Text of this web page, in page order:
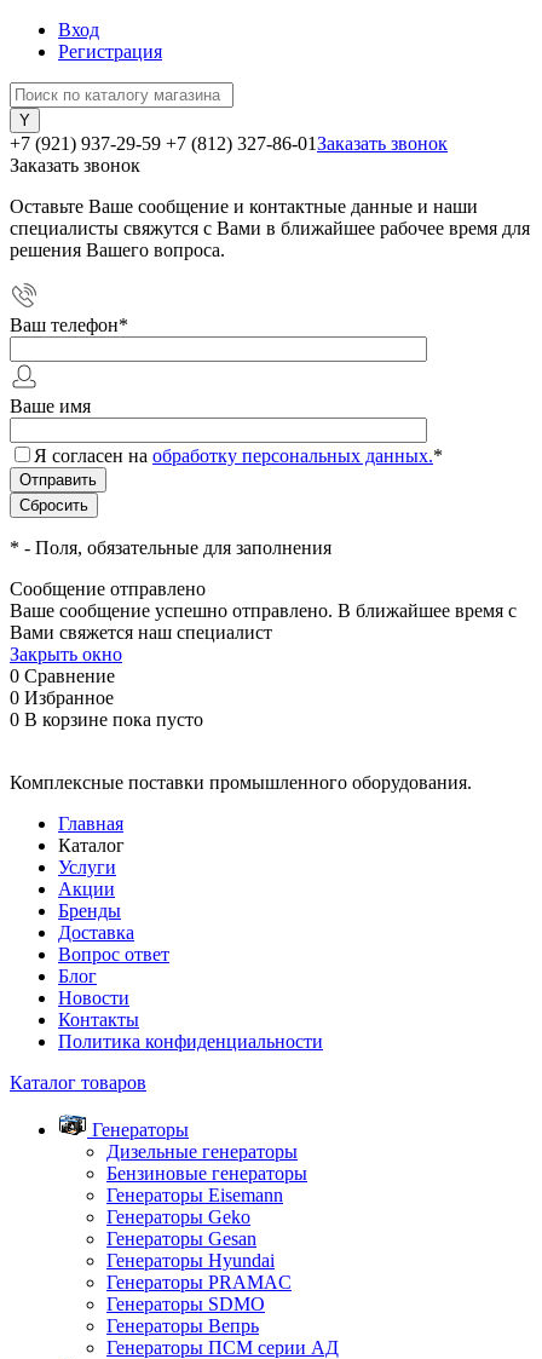
Вход
Регистрация
+7 (921) 937-29-59 +7 (812) 327-86-01Заказать звонок
Заказать звонок
Оставьте Ваше сообщение и контактные данные и наши
специалисты свяжутся с Вами в ближайшее рабочее время для
решения Вашего вопроса.
Ваш телефон*
Ваше имя
Я согласен на обработку персональных данных.*
* - Поля, обязательные для заполнения
Сообщение отправлено
Ваше сообщение успешно отправлено. В ближайшее время с
Вами свяжется наш специалист
Закрыть окно
0 Сравнение
0 Избранное
0 В корзине пока пусто
Комплексные поставки промышленного оборудования.
Главная
Каталог
Услуги
Акции
Бренды
Доставка
Вопрос ответ
Блог
Новости
Контакты
Политика конфиденциальности
Каталог товаров
Генераторы
Дизельные генераторы
Бензиновые генераторы
Генераторы Eisemann
Генераторы Geko
Генераторы Gesan
Генераторы Hyundai
Генераторы PRAMAC
Генераторы SDMO
Генераторы Вепрь
Генераторы ПСМ серии АД